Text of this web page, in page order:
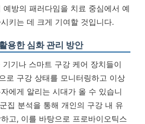
예방의 패러다임을 치료 중심에서 예
키는 데 크게 기여할 것입니다.
용한 심화 관리 방안
기기나 스마트 구강 케어 장치들이
로 구강 상태를 모니터링하고 이상
에게 알리는 시대가 올 수 있습니
집 분석을 통해 개인의 구강 내 유
고, 이를 바탕으로 프로바이오틱스